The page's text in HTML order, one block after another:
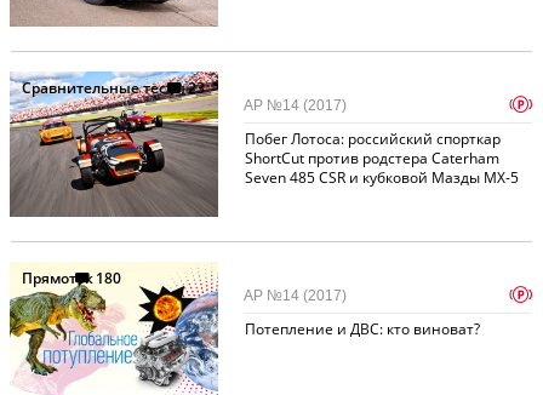
Сравнительные тесты23
Побег Лотоса: российский спорткар
ShortCut против родстера Caterham
Seven 485 CSR и кубковой Мазды MX-5
АР №14 (2017) p
Прямоток180
Потепление и ДВС: кто виноват?
АР №14 (2017) p